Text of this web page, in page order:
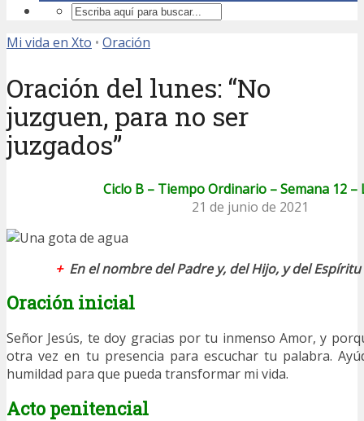
Mi vida en Xto • Oración
Oración del lunes: “No
juzguen, para no ser
juzgados”
Ciclo B – Tiempo Ordinario – Semana 12 –
21 de junio de 2021
+En el nombre del Padre y, del Hijo, y del Espíritu
Oración inicial
Señor Jesús, te doy gracias por tu inmenso Amor, y
otra vez en tu presencia para escuchar tu palabra.
humildad para que pueda transformar mi vida.
Acto penitencial